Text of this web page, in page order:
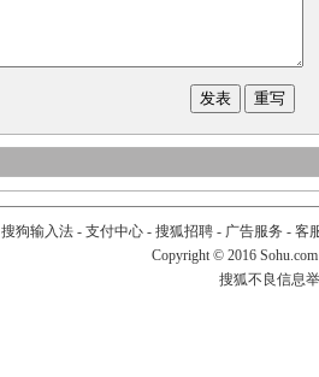
搜狗输入法- 支付中心- 搜狐招聘- 广告服务 - 客
Copyright © 2016
搜狐不良信息